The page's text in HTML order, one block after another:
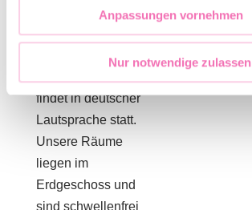
Anpassungen vornehmen
Nur notwendige zulassen
Für Getränke ist
gesorgt.
findet in deutscher
Lautsprache statt.
Unsere Räume
liegen im
Erdgeschoss und
sind schwellenfrei